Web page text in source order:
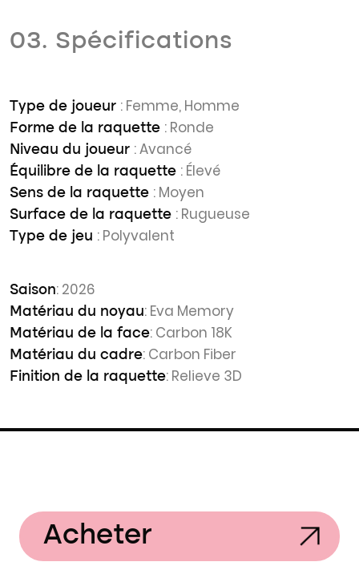
03. Spécifications
Type de joueur : Femme, Homme
Forme de la raquette : Ronde
Niveau du joueur : Avancé
Équilibre de la raquette : Élevé
Sens de la raquette : Moyen
Surface de la raquette : Rugueuse
Type de jeu : Polyvalent
Saison: 2026
Matériau du noyau: Eva Memory
Matériau de la face: Carbon 18K
Matériau du cadre: Carbon Fiber
Finition de la raquette: Relieve 3D
Acheter